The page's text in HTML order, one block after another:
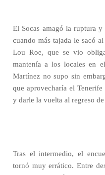
El Socas amagó la ruptura
cuando más tajada le sacó
Lou Roe, que se vio
mantenía a los locales en
Martínez no supo sin
que aprovecharía el Tenerife
y darle la vuelta al regreso
Tras el intermedio, el
tornó muy errático. Entre